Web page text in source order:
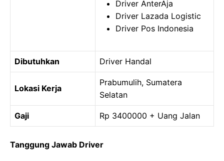
Driver AnterAja
Driver Lazada Logistic
Driver Pos Indonesia
Dibutuhkan Driver Handal
Lokasi Kerja
Prabumulih, Sumatera
Selatan
Gaji Rp 3400000 + Uang Jalan
Tanggung Jawab Driver